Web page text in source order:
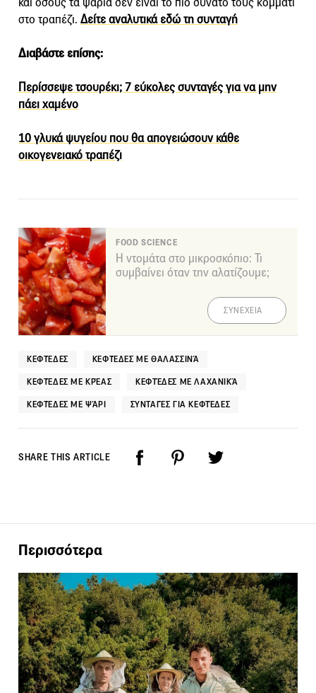
στο τραπέζι. Δείτε αναλυτικά εδώ τη συνταγή
Διαβάστε επίσης:
Περίσσεψε τσουρέκι; 7 εύκολες συνταγές για να μην
πάει χαμένο
10 γλυκά ψυγείου που θα απογειώσουν κάθε
οικογενειακό τραπέζι
FOOD SCIENCE
Η ντομάτα στο μικροσκόπιο: Τι
συμβαίνει όταν την αλατίζουμε;
ΣΥΝΕΧΕΙΑ
ΚΕΦΤΈΔΕΣ ΚΕΦΤΈΔΕΣ ΜΕ ΘΑΛΑΣΣΙΝΆ
ΚΕΦΤΈΔΕΣ ΜΕ ΚΡΈΑΣ ΚΕΦΤΈΔΕΣ ΜΕ ΛΑΧΑΝΙΚΆ
ΚΕΦΤΈΔΕΣ ΜΕ ΨΆΡΙ ΣΥΝΤΑΓΈΣ ΓΙΑ ΚΕΦΤΈΔΕΣ
SHARE THIS ARTICLE
Περισσότερα